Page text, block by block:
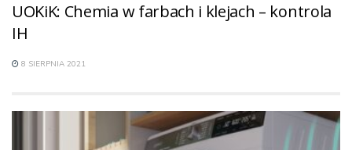
UOKiK: Chemia w farbach i klejach – kontrola
IH
8 SIERPNIA 2021